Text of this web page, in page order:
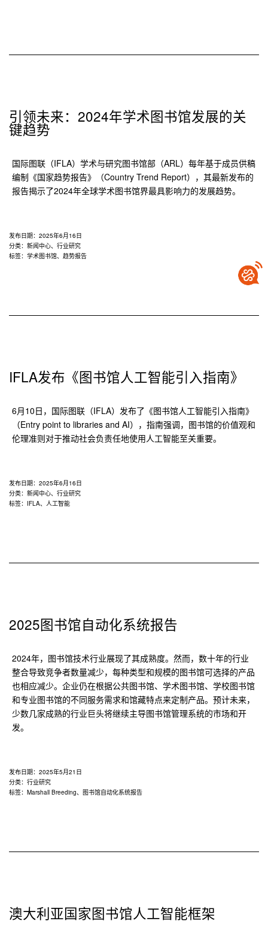
深
田
区
馆
“伏
羲
智
服
模
式
新
与
引领未来：2024年学术图书馆发展的关
键趋势
国际图联（IFLA）学术与研究图书馆部（ARL）每年基于成员供稿
编制《国家趋势报告》（Country Trend Report），其最新发布的
报告揭示了2024年全球学术图书馆界最具影响力的发展趋势。
发布日期： 2025年6月16日
分类： 新闻中心、 行业研究
标签： 学术图书馆、 趋势报告
IFLA发布《图书馆人工智能引入指南》
6月10日，国际图联（IFLA）发布了《图书馆人工智能引入指南》
（Entry point to libraries and AI），指南强调，图书馆的价值观和
伦理准则对于推动社会负责任地使用人工智能至关重要。
发布日期： 2025年6月16日
分类： 新闻中心、 行业研究
标签： IFLA、 人工智能
2025图书馆自动化系统报告
2024年，图书馆技术行业展现了其成熟度。然而，数十年的行业
整合导致竞争者数量减少，每种类型和规模的图书馆可选择的产品
也相应减少。企业仍在根据公共图书馆、学术图书馆、学校图书馆
和专业图书馆的不同服务需求和馆藏特点来定制产品。预计未来，
少数几家成熟的行业巨头将继续主导图书馆管理系统的市场和开
发。
发布日期： 2025年5月21日
分类： 行业研究
标签： Marshall Breeding、 图书馆自动化系统报告
澳大利亚国家图书馆人工智能框架